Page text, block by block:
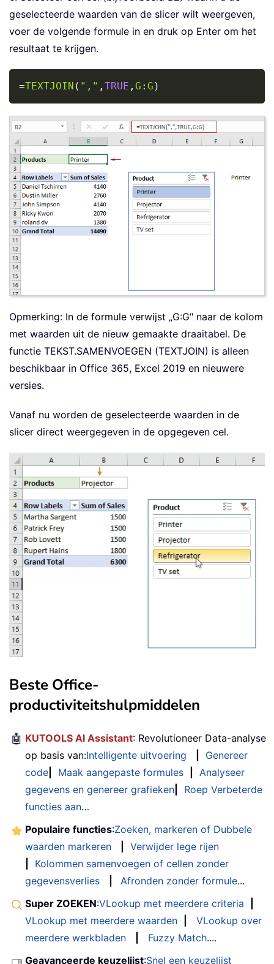
geselecteerde waarden van de slicer wilt weergeven,
voer de volgende formule in en druk op Enter om het
resultaat te krijgen.
=TEXTJOIN ( "," , TRUE , G : G )
Opmerking: In de formule verwijst „G:G" naar de kolom
met waarden uit de nieuw gemaakte draaitabel. De
functie TEKST.SAMENVOEGEN (TEXTJOIN) is alleen
beschikbaar in Office 365, Excel 2019 en nieuwere
versies.
Vanaf nu worden de geselecteerde waarden in de
slicer direct weergegeven in de opgegeven cel.
Beste Office-
productiviteitshulpmiddelen
🤖 KUTOOLS AI Assistant: Revolutioneer Data-analyse
op basis van:Intelligente uitvoering
Genereer
code
Maak aangepaste formules
Analyseer
gegevens en genereer grafieken
Roep Verbeterde
functies aan…
Populaire functies:Zoeken, markeren of Dubbele
waarden markeren
Verwijder lege rijen
Kolommen samenvoegen of cellen zonder
gegevensverlies
Afronden zonder formule...
Super ZOEKEN:VLookup met meerdere criteria
VLookup met meerdere waarden
VLookup over
meerdere werkbladen
Fuzzy Match....
Geavanceerde keuzelijst:Snel een keuzelijst